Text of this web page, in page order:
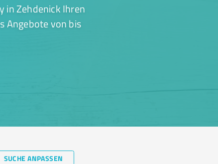
in Zehdenick Ihren
Angebote von bis
SUCHE ANPASSEN